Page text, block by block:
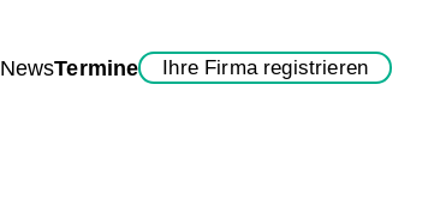
NewsTermine Ihre Firma registrieren